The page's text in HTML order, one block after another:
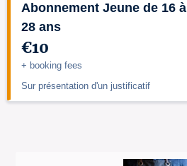
Abonnement Jeune de 16 à
28 ans
€10
+ booking fees
Sur présentation d'un justificatif